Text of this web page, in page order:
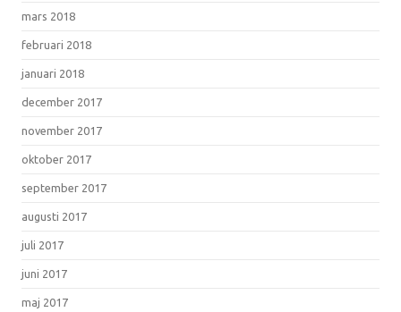
mars 2018
februari 2018
januari 2018
december 2017
november 2017
oktober 2017
september 2017
augusti 2017
juli 2017
juni 2017
maj 2017